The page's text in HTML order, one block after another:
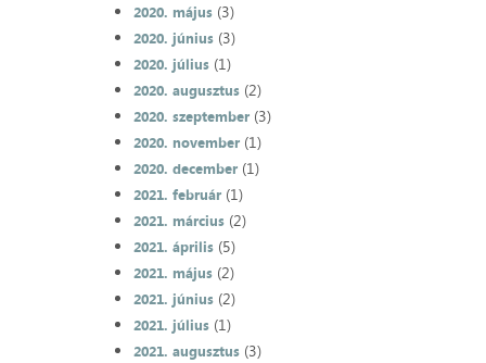
2020. május(3)
2020. június(3)
2020. július(1)
2020. augusztus(2)
2020. szeptember(3)
2020. november(1)
2020. december(1)
2021. február(1)
2021. március(2)
2021. április(5)
2021. május(2)
2021. június(2)
2021. július(1)
2021. augusztus(3)